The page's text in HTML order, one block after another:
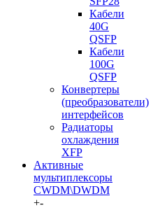
Кабели
40G
QSFP
Кабели
100G
QSFP
Конвертеры
(преобразователи)
интерфейсов
Радиаторы
охлаждения
XFP
Активные
мультиплексоры
CWDM\DWDM
+-